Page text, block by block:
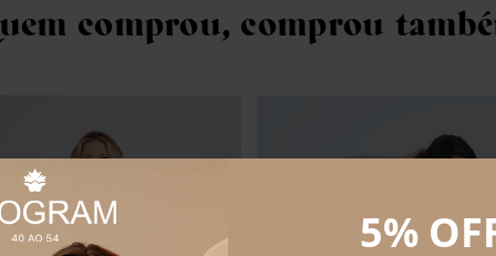
comprou, comprou